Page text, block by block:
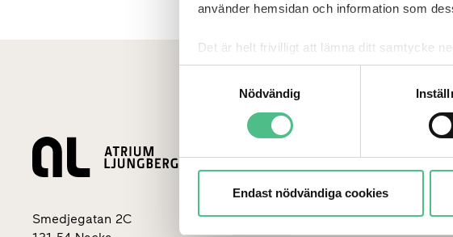
använder hemsidan och information som
Det är helt frivilligt att lämna ditt samtycke
kontrollera vilka cookies vi får använda
Nödvändig
Endast nödvändiga cookies
Smedjegatan 2C
Lediga lokaler
Stockholm